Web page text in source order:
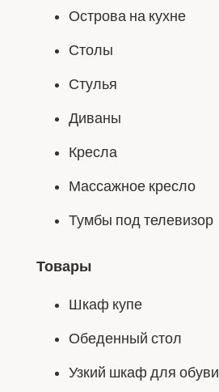
Острова на кухне
Столы
Стулья
Диваны
Кресла
Массажное кресло
Тумбы под телевизор
Товары
Шкаф купе
Обеденный стол
Узкий шкаф для обуви